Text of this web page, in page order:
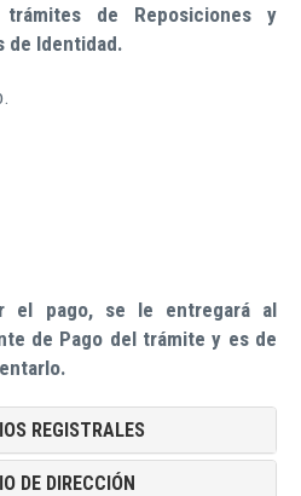
de Reposiciones y
de Identidad.
el pago, se le entregará al
de Pago del trámite y es de
REGISTRALES
DE DIRECCIÓN